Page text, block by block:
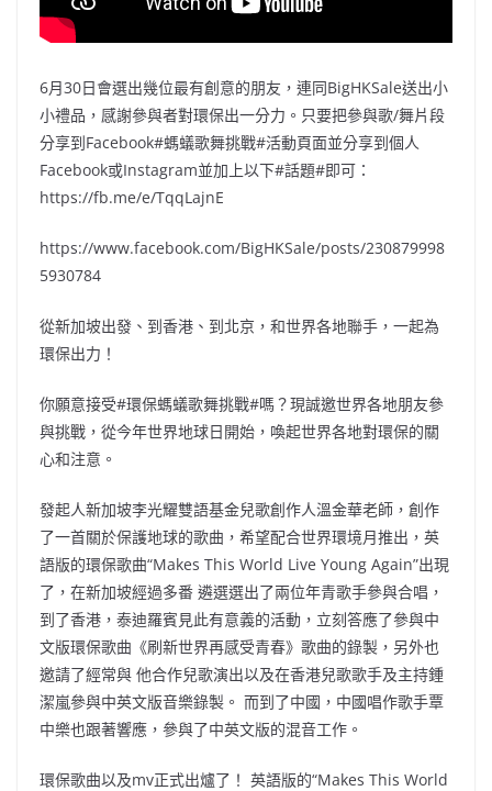
6月30日會選出幾位最有創意的朋友，連同BigHKSale送出小
小禮品，感謝參與者對環保出一分力。只要把參與歌/舞片段
分享到Facebook#螞蟻歌舞挑戰#活動頁面並分享到個人
Facebook或Instagram並加上以下#話題#即可：
https://fb.me/e/TqqLajnE
https://www.facebook.com/BigHKSale/posts/230879998
5930784
從新加坡出發、到香港、到北京，和世界各地聯手，一起為
環保出力！
你願意接受#環保螞蟻歌舞挑戰#嗎？現誠邀世界各地朋友參
與挑戰，從今年世界地球日開始，喚起世界各地對環保的關
心和注意。
發起人新加坡李光耀雙語基金兒歌創作人溫金華老師，創作
了一首關於保護地球的歌曲，希望配合世界環境月推出，英
語版的環保歌曲“Makes This World Live Young Again”出現
了，在新加坡經過多番 遴選選出了兩位年青歌手參與合唱，
到了香港，泰迪羅賓見此有意義的活動，立刻答應了參與中
文版環保歌曲《刷新世界再感受青春》歌曲的錄製，另外也
邀請了經常與 他合作兒歌演出以及在香港兒歌歌手及主持鍾
潔嵐參與中英文版音樂錄製。 而到了中國，中國唱作歌手覃
中樂也跟著響應，參與了中英文版的混音工作。
環保歌曲以及mv正式出爐了！ 英語版的“Makes This World